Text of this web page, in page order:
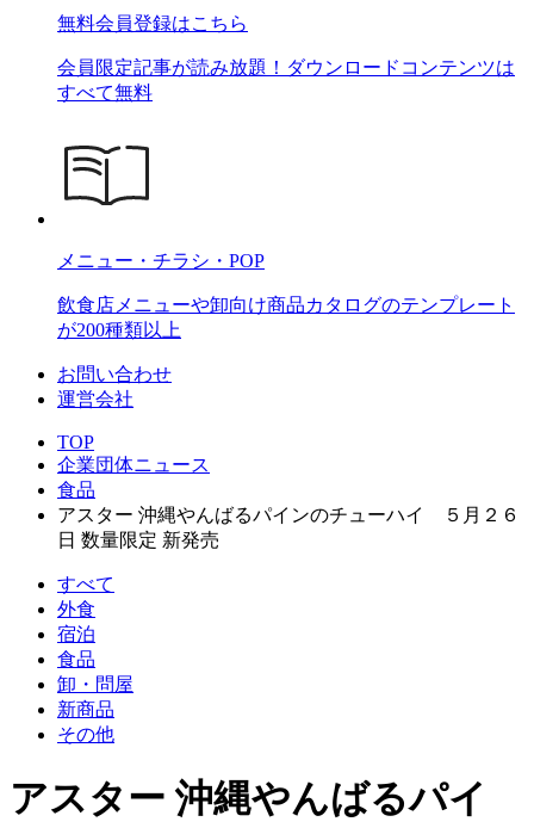
無料会員登録はこちら
会員限定記事が読み放題！ダウンロードコンテンツは
すべて無料
メニュー・チラシ・POP
飲食店メニューや卸向け商品カタログのテンプレート
が200種類以上
お問い合わせ
運営会社
TOP
企業団体ニュース
食品
アスター 沖縄やんばるパインのチューハイ ５月２６
日 数量限定 新発売
すべて
外食
宿泊
食品
卸・問屋
新商品
その他
アスター 沖縄やんばるパイ